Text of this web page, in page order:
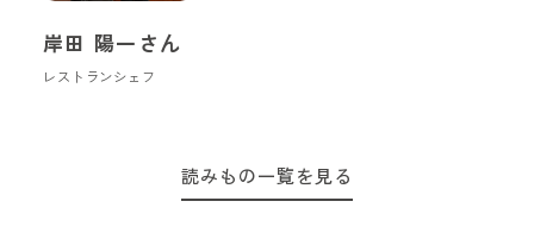
岸田 陽一さん
レストランシェフ
読みもの一覧を見る